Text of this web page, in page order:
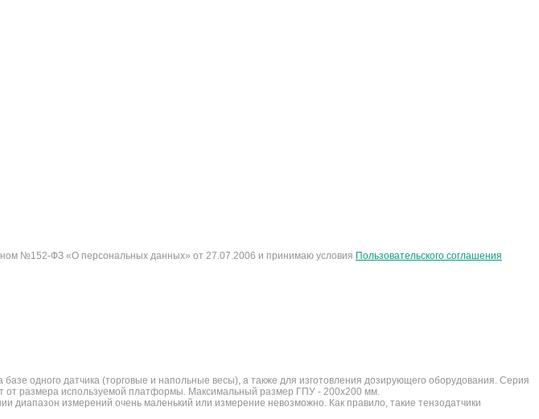
№152-ФЗ «О персональных данных» от 27.07.2006 и принимаю условия Пользовательского соглашения
одного датчика (торговые и напольные весы), а также для изготовления дозирующего оборудования. Серия
от размера используемой платформы. Максимальный размер ГПУ - 200х200 мм.
измерений очень маленький или измерение невозможно. Как правило, такие тензодатчики